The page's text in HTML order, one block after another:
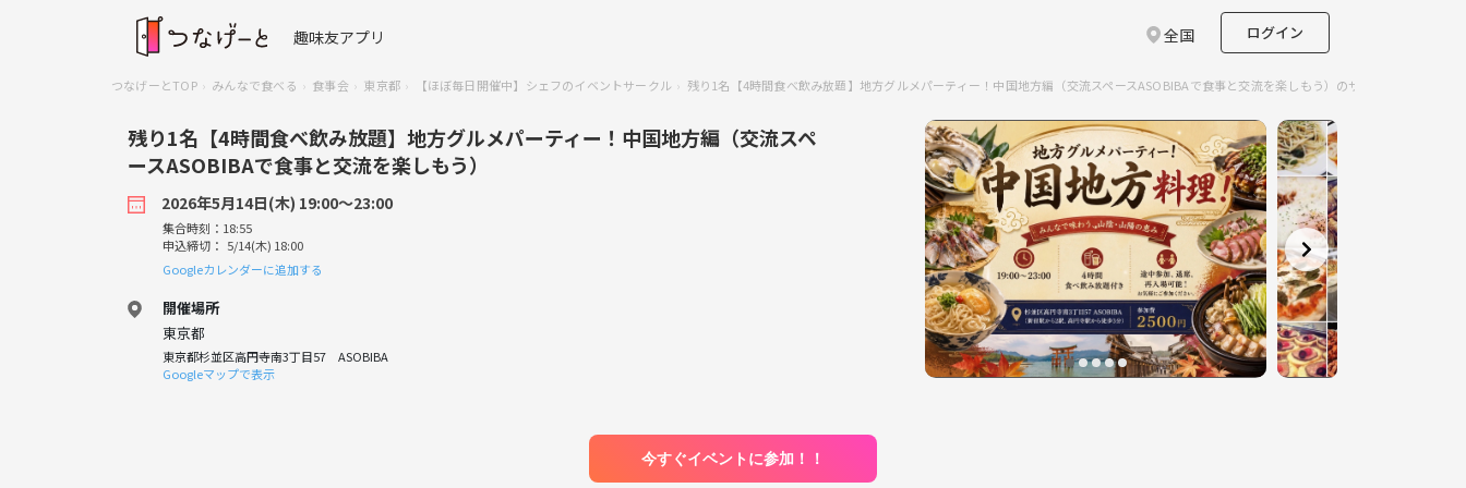
趣味友アプリ 全国 ログイン
つなげーとTOP みんなで食べる 食事会 東京都 【ほぼ毎日開催中】シェフのイベントサークル 残り1名【4時間食べ飲み放題】地方グルメパーティー！中国地方編（交流スペースASOBIBAで食事と交流を楽しもう）のサークルイベント
残り1名【4時間食べ飲み放題】地方グルメパーティー！中国地方編（交流スペ
ースASOBIBAで食事と交流を楽しもう）
2026年5月14日(木) 19:00〜23:00
集合時刻：18:55
申込締切： 5/14(木) 18:00
Googleカレンダーに追加する
開催場所
東京都
東京都杉並区高円寺南3丁目57 ASOBIBA
Googleマップで表示
今すぐイベントに参加！！